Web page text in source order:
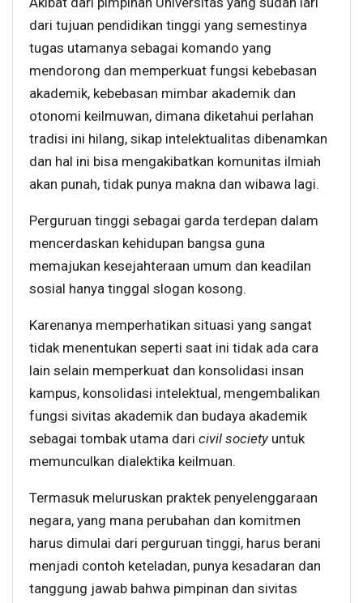
dari tujuan pendidikan tinggi yang semestinya
tugas utamanya sebagai komando yang
mendorong dan memperkuat fungsi kebebasan
akademik, kebebasan mimbar akademik dan
otonomi keilmuwan, dimana diketahui perlahan
tradisi ini hilang, sikap intelektualitas dibenamkan
dan hal ini bisa mengakibatkan komunitas ilmiah
akan punah, tidak punya makna dan wibawa lagi.
Perguruan tinggi sebagai garda terdepan dalam
mencerdaskan kehidupan bangsa guna
memajukan kesejahteraan umum dan keadilan
sosial hanya tinggal slogan kosong.
Karenanya memperhatikan situasi yang sangat
tidak menentukan seperti saat ini tidak ada cara
lain selain memperkuat dan konsolidasi insan
kampus, konsolidasi intelektual, mengembalikan
fungsi sivitas akademik dan budaya akademik
sebagai tombak utama dari civil society untuk
memunculkan dialektika keilmuan.
Termasuk meluruskan praktek penyelenggaraan
negara, yang mana perubahan dan komitmen
harus dimulai dari perguruan tinggi, harus berani
menjadi contoh keteladan, punya kesadaran dan
tanggung jawab bahwa pimpinan dan sivitas